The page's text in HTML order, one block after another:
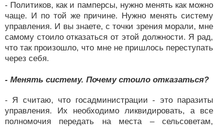
- Политиков, как и памперсы, нужно менять как можно
чаще. И по той же причине. Нужно менять систему
управления. И вы знаете, с точки зрения морали, мне
самому стоило отказаться от этой должности. Я рад,
что так произошло, что мне не пришлось переступать
через себя.
- Менять систему. Почему стоило отказаться?
- Я считаю, что госадминистрации - это паразиты
управления. Их необходимо ликвидировать, а все
полномочия передать на места – сельсоветам,